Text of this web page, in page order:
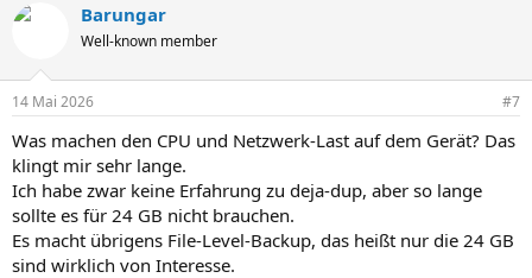
Barungar
Well-known member
14 Mai 2026 #7
Was machen den CPU und Netzwerk-Last auf dem Gerät? Das
klingt mir sehr lange.
Ich habe zwar keine Erfahrung zu deja-dup, aber so lange
sollte es für 24 GB nicht brauchen.
Es macht übrigens File-Level-Backup, das heißt nur die 24 GB
sind wirklich von Interesse.